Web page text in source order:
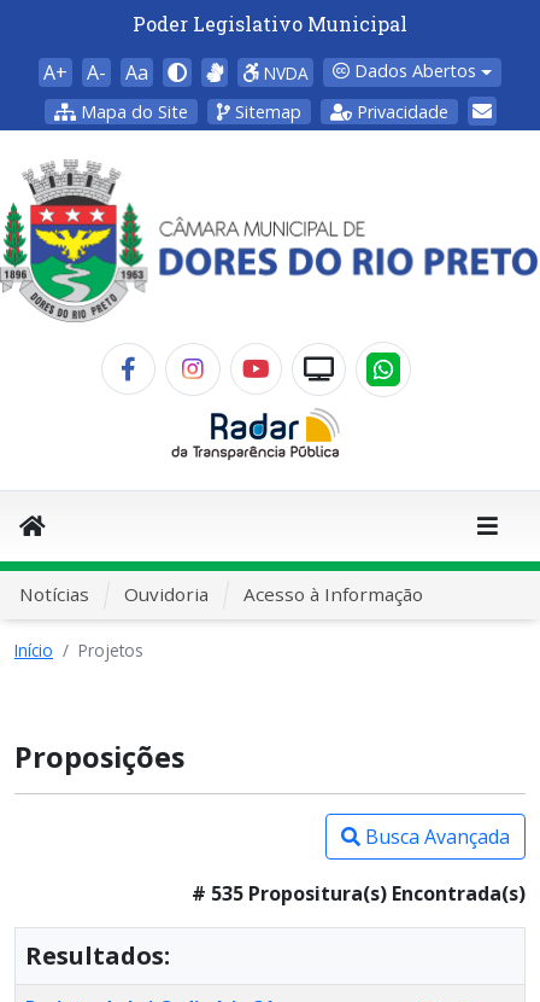
Poder Legislativo Municipal
A+ A- Aa NVDA
Dados Abertos
Mapa do Site
Sitemap Privacidade
Notícias Ouvidoria Acesso à Informação
Início Projetos
Proposições
Busca Avançada
# 535 Propositura(s) Encontrada(s)
Resultados: